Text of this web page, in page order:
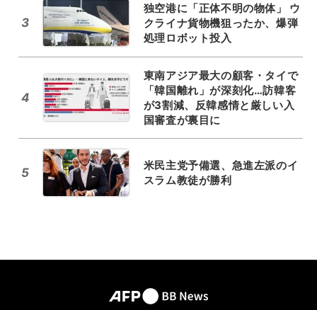
3
独空港に「正体不明の物体」 ウ
クライナ貨物機狙ったか、爆弾
処理ロボット投入
4
東南アジア最大の顧客・タイで
「韓国離れ」が深刻化…訪韓客
が3割減、反韓感情と厳しい入
国審査が裏目に
5
米民主党予備選、急進左派のイ
スラム教徒が勝利